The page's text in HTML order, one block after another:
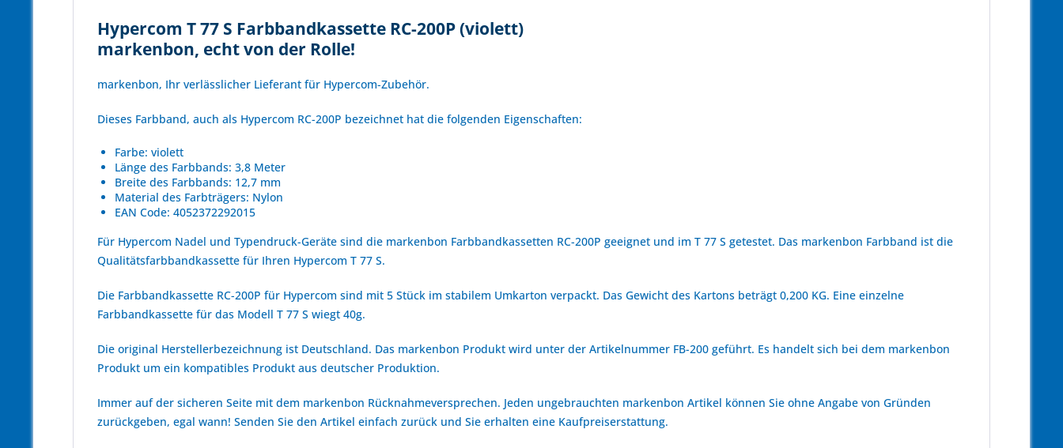
Hypercom T 77 S Farbbandkassette RC-200P (violett)
markenbon, echt von der Rolle!
markenbon, Ihr verlässlicher Lieferant für Hypercom-Zubehör.
Dieses Farbband, auch als Hypercom RC-200P bezeichnet hat die folgenden Eigenschaften:
Farbe: violett
Länge des Farbbands: 3,8 Meter
Breite des Farbbands: 12,7 mm
Material des Farbträgers: Nylon
EAN Code: 4052372292015
Für Hypercom Nadel und Typendruck-Geräte sind die markenbon Farbbandkassetten RC-200P geeignet und im T 77 S getestet. Das markenbon Farbband ist die
Qualitätsfarbbandkassette für Ihren Hypercom T 77 S.
Die Farbbandkassette RC-200P für Hypercom sind mit 5 Stück im stabilem Umkarton verpackt. Das Gewicht des Kartons beträgt 0,200 KG. Eine einzelne
Farbbandkassette für das Modell T 77 S wiegt 40g.
Die original Herstellerbezeichnung ist Deutschland. Das markenbon Produkt wird unter der Artikelnummer FB-200 geführt. Es handelt sich bei dem markenbon
Produkt um ein kompatibles Produkt aus deutscher Produktion.
Immer auf der sicheren Seite mit dem markenbon Rücknahmeversprechen. Jeden ungebrauchten markenbon Artikel können Sie ohne Angabe von Gründen
zurückgeben, egal wann! Senden Sie den Artikel einfach zurück und Sie erhalten eine Kaufpreiserstattung.